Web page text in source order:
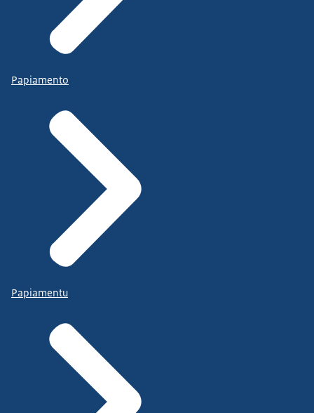
Papiamento
Papiamentu